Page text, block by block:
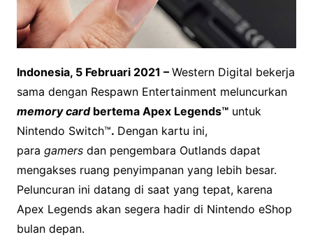
Indonesia, 5 Februari 2021 – Western Digital bekerja
sama dengan Respawn Entertainment meluncurkan
memory cardbertema Apex Legends™untuk
Nintendo Switch™. Dengan kartu ini,
para gamers dan pengembara Outlands dapat
mengakses ruang penyimpanan yang lebih besar.
Peluncuran ini datang di saat yang tepat, karena
Apex Legends akan segera hadir di Nintendo eShop
bulan depan.